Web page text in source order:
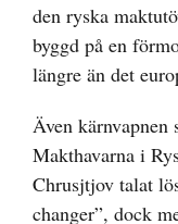
den ryska
byggd på en
längre än det
Även
Makthavarna i
Chrusjtjov talat
changer”, dock